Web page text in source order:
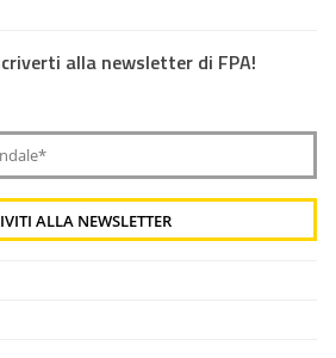
alla newsletter di FPA!